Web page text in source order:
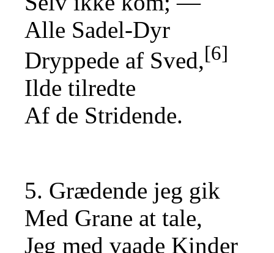
Alle Sadel-Dyr
Dryppede af Sved,[6]
Ilde tilredte
Af de Stridende.
5. Grædende jeg gik
Med Grane at tale,
Jeg med vaade Kinder